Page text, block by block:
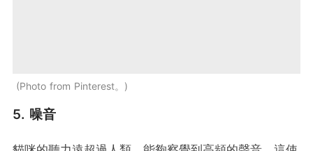
Photo from Pinterest。
5. 噪音